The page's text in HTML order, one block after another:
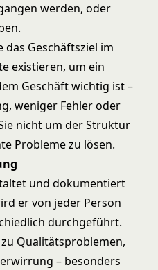
werden, oder
das Geschäftsziel im
existieren, um ein
Geschäft wichtig ist –
weniger Fehler oder
nicht um der Struktur
Probleme zu lösen.
und dokumentiert
er von jeder Person
durchgeführt.
Qualitätsproblemen,
– besonders